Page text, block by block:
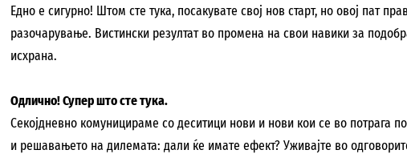
Едно е сигурно! Штом сте тука, посакувате свој нов старт, но овој пат
разочарување. Вистински резултат во промена на свои навики за
исхрана.
Одлично! Супер што сте тука.
Секојдневно комуницираме со деситици нови и нови кои се во потрага
и решавањето на дилемата: дали ќе имате ефект? Уживајте во